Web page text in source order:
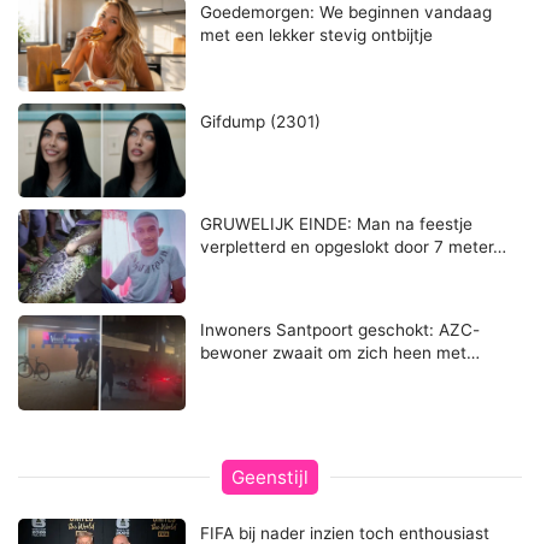
Goedemorgen: We beginnen vandaag
met een lekker stevig ontbijtje
Gifdump (2301)
GRUWELIJK EINDE: Man na feestje
verpletterd en opgeslokt door 7 meter…
Inwoners Santpoort geschokt: AZC-
bewoner zwaait om zich heen met…
Geenstijl
FIFA bij nader inzien toch enthousiast